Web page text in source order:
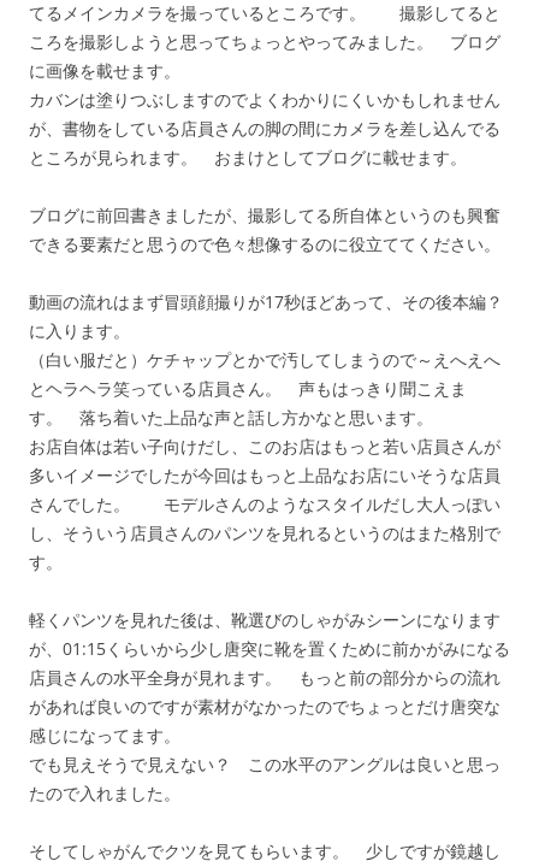
てるメインカメラを撮っているところです。 撮影してると
ころを撮影しようと思ってちょっとやってみました。 ブログ
に画像を載せます。
カバンは塗りつぶしますのでよくわかりにくいかもしれません
が、書物をしている店員さんの脚の間にカメラを差し込んでる
ところが見られます。 おまけとしてブログに載せます。
ブログに前回書きましたが、撮影してる所自体というのも興奮
できる要素だと思うので色々想像するのに役立ててください。
動画の流れはまず冒頭顔撮りが17秒ほどあって、その後本編？
に入ります。
（白い服だと）ケチャップとかで汚してしまうので～えへえへ
とヘラヘラ笑っている店員さん。 声もはっきり聞こえま
す。 落ち着いた上品な声と話し方かなと思います。
お店自体は若い子向けだし、このお店はもっと若い店員さんが
多いイメージでしたが今回はもっと上品なお店にいそうな店員
さんでした。 モデルさんのようなスタイルだし大人っぽい
し、そういう店員さんのパンツを見れるというのはまた格別で
す。
軽くパンツを見れた後は、靴選びのしゃがみシーンになります
が、01:15くらいから少し唐突に靴を置くために前かがみになる
店員さんの水平全身が見れます。 もっと前の部分からの流れ
があれば良いのですが素材がなかったのでちょっとだけ唐突な
感じになってます。
でも見えそうで見えない？ この水平のアングルは良いと思っ
たので入れました。
そしてしゃがんでクツを見てもらいます。 少しですが鏡越し